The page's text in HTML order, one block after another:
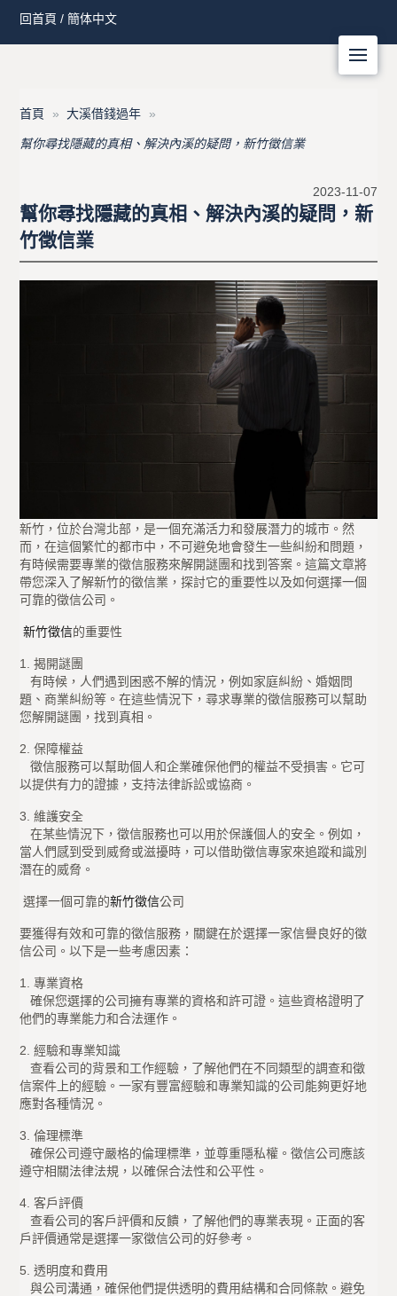
回首頁 /簡体中文
首頁 大溪借錢過年
幫你尋找隱藏的真相、解決內溪的疑問，新竹徵信業
2023-11-07
幫你尋找隱藏的真相、解決內溪的疑問，新
竹徵信業
新竹，位於台灣北部，是一個充滿活力和發展潛力的城市。然
而，在這個繁忙的都市中，不可避免地會發生一些糾紛和問題，
有時候需要專業的徵信服務來解開謎團和找到答案。這篇文章將
帶您深入了解新竹的徵信業，探討它的重要性以及如何選擇一個
可靠的徵信公司。
新竹徵信的重要性
1. 揭開謎團
有時候，人們遇到困惑不解的情況，例如家庭糾紛、婚姻問
題、商業糾紛等。在這些情況下，尋求專業的徵信服務可以幫助
您解開謎團，找到真相。
2. 保障權益
徵信服務可以幫助個人和企業確保他們的權益不受損害。它可
以提供有力的證據，支持法律訴訟或協商。
3. 維護安全
在某些情況下，徵信服務也可以用於保護個人的安全。例如，
當人們感到受到威脅或滋擾時，可以借助徵信專家來追蹤和識別
潛在的威脅。
選擇一個可靠的新竹徵信公司
要獲得有效和可靠的徵信服務，關鍵在於選擇一家信譽良好的徵
信公司。以下是一些考慮因素：
1. 專業資格
確保您選擇的公司擁有專業的資格和許可證。這些資格證明了
他們的專業能力和合法運作。
2. 經驗和專業知識
查看公司的背景和工作經驗，了解他們在不同類型的調查和徵
信案件上的經驗。一家有豐富經驗和專業知識的公司能夠更好地
應對各種情況。
3. 倫理標準
確保公司遵守嚴格的倫理標準，並尊重隱私權。徵信公司應該
遵守相關法律法規，以確保合法性和公平性。
4. 客戶評價
查看公司的客戶評價和反饋，了解他們的專業表現。正面的客
戶評價通常是選擇一家徵信公司的好參考。
5. 透明度和費用
與公司溝通，確保他們提供透明的費用結構和合同條款。避免